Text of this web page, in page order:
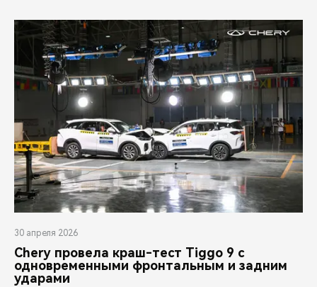
30 апреля 2026
Chery провела краш-тест Tiggo 9 с
одновременными фронтальным и задним
ударами